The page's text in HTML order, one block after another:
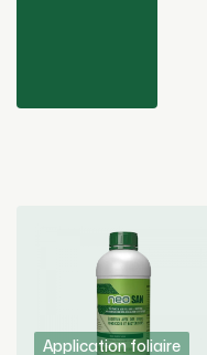
Application foliaire